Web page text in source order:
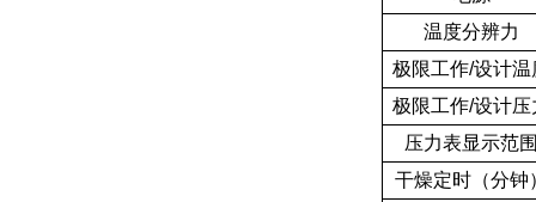
温度分辨力
极限工作/设计温
极限工作/设计压
压力表显示范
干燥定时（分钟